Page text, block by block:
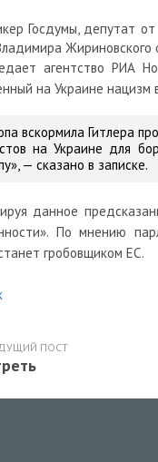
Госдумы, депутат
Жириновского
агентство РИА
на Украине нацизм
вскормила Гитлера
на Украине для
— сказано в записке.
данное
По мнению
гробовщиком ЕС.
ПОСТ